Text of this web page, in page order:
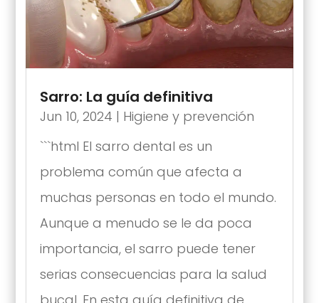
Sarro: La guía definitiva
Jun 10, 2024 | Higiene y prevención
```html El sarro dental es un
problema común que afecta a
muchas personas en todo el mundo.
Aunque a menudo se le da poca
importancia, el sarro puede tener
serias consecuencias para la salud